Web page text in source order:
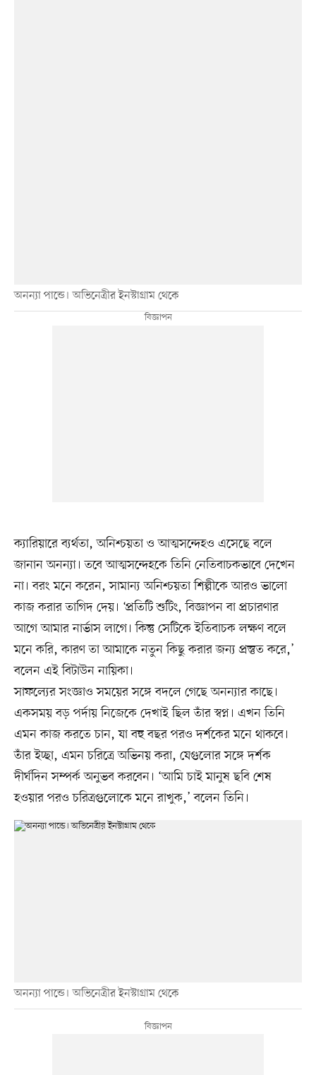
অনন্যা পান্ডে। অভিনেত্রীর ইনস্টাগ্রাম থেকে
ক্যারিয়ারে ব্যর্থতা, অনিশ্চয়তা ও আত্মসন্দেহও এসেছে বলে
জানান অনন্যা। তবে আত্মসন্দেহকে তিনি নেতিবাচকভাবে দেখেন
না। বরং মনে করেন, সামান্য অনিশ্চয়তা শিল্পীকে আরও ভালো
কাজ করার তাগিদ দেয়। ‘প্রতিটি শুটিং, বিজ্ঞাপন বা প্রচারণার
আগে আমার নার্ভাস লাগে। কিন্তু সেটিকে ইতিবাচক লক্ষণ বলে
মনে করি, কারণ তা আমাকে নতুন কিছু করার জন্য প্রস্তুত করে,’
বলেন এই বিটাউন নায়িকা।
সাফল্যের সংজ্ঞাও সময়ের সঙ্গে বদলে গেছে অনন্যার কাছে।
একসময় বড় পর্দায় নিজেকে দেখাই ছিল তাঁর স্বপ্ন। এখন তিনি
এমন কাজ করতে চান, যা বহু বছর পরও দর্শকের মনে থাকবে।
তাঁর ইচ্ছা, এমন চরিত্রে অভিনয় করা, যেগুলোর সঙ্গে দর্শক
দীর্ঘদিন সম্পর্ক অনুভব করবেন। ‘আমি চাই মানুষ ছবি শেষ
হওয়ার পরও চরিত্রগুলোকে মনে রাখুক,’ বলেন তিনি।
অনন্যা পান্ডে। অভিনেত্রীর ইনস্টাগ্রাম থেকে